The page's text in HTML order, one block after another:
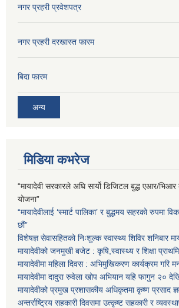
नगर प्रहरी प्रवेशपत्र
नगर प्रहरी दरखास्त फारम
बिदा फारम
अन्य
मिडिया कभरेज
“मायादेवी सरकारले अघि सार्यो डिजिटल बुद्ध एआर/भिआर
योजना”
“मायादेवीलाई ‘स्मार्ट पालिका’ र बुद्धमय सहरको रुपमा
छौं”
विशेषज्ञ सेवासहितको निःशुल्क स्वास्थ्य शिविर शनिबार
मायादेवीको जनमुखी बजेट : कृषि,स्वास्थ्य र शिक्षा
मायादेवीमा महिला दिवस : अभिमुखिकरण कार्यक्रम गरि
मायादेवीमा दादुरा रुवेला खोप अभियान यहि फागुन २०
मायादेवीको प्रमुख प्रशासकीय अधिकृतमा कृष्ण प्रसाद
अन्तर्राष्ट्रिय सहकारी दिवसमा उत्कृष्ट सहकारी र